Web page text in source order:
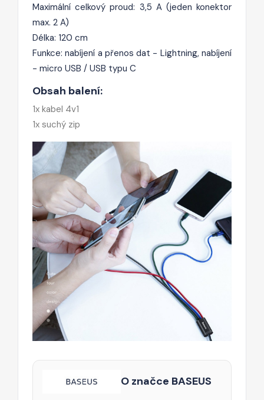
Maximální celkový proud: 3,5 A (jeden konektor
max. 2 A)
Délka: 120 cm
Funkce: nabíjení a přenos dat - Lightning, nabíjení
- micro USB / USB typu C
Obsah balení:
1x kabel 4v1
1x suchý zip
O značce BASEUS